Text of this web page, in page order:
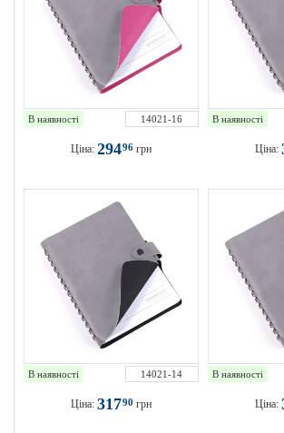
В наявності 14021-16
Ціна: 29496 грн
В наявності
Ціна:
В наявності 14021-14
Ціна: 31790 грн
В наявності
Ціна: